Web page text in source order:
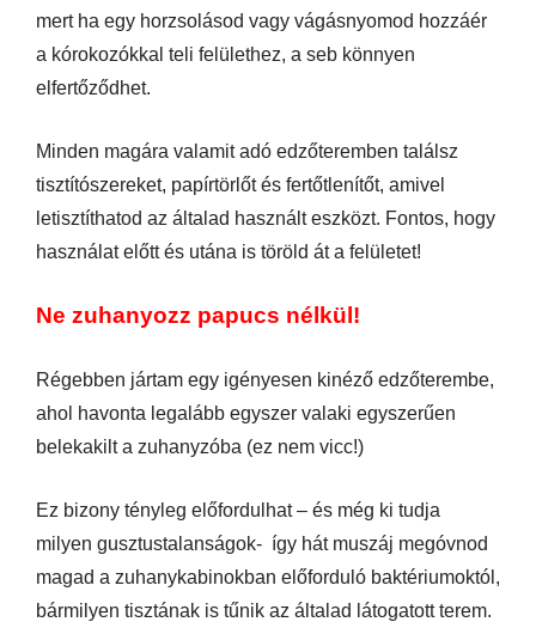
mert ha egy horzsolásod vagy vágásnyomod hozzáér
a kórokozókkal teli felülethez, a seb könnyen
elfertőződhet.
Minden magára valamit adó edzőteremben találsz
tisztítószereket, papírtörlőt és fertőtlenítőt, amivel
letisztíthatod az általad használt eszközt. Fontos, hogy
használat előtt és utána is töröld át a felületet!
Ne zuhanyozz papucs nélkül!
Régebben jártam egy igényesen kinéző edzőterembe,
ahol havonta legalább egyszer valaki egyszerűen
belekakilt a zuhanyzóba (ez nem vicc!)
Ez bizony tényleg előfordulhat – és még ki tudja
milyen gusztustalanságok- így hát muszáj megóvnod
magad a zuhanykabinokban előforduló baktériumoktól,
bármilyen tisztának is tűnik az általad látogatott terem.